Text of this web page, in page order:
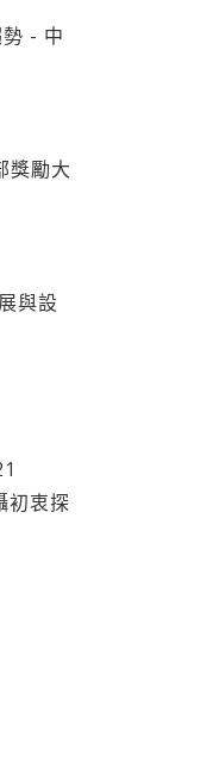
- 中
獎勵大
與設
初衷探